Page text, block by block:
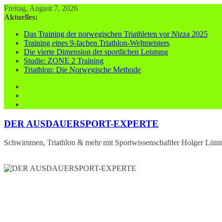
Zum
Inhalt
Freitag, August 7, 2026
Aktuelles:
Das Training der norwegischen Triathleten vor Nizza 2025
Training eines 9-fachen Triathlon-Weltmeisters
Die vierte Dimension der sportlichen Leistung
Studie: ZONE 2 Training
Triathlon: Die Norwegische Methode
DER AUSDAUERSPORT-EXPERTE
Schwimmen, Triathlon & mehr mit Sportwissenschaftler Holger